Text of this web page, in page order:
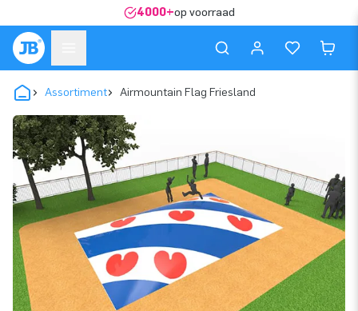
4000+op voorraad
Assortiment Airmountain Flag Friesland